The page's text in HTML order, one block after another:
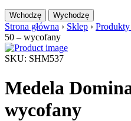
Wchodzę Wychodzę
Strona główna › Sklep › Produkty
50 – wycofany
SKU: SHM537
Medela
wycofany